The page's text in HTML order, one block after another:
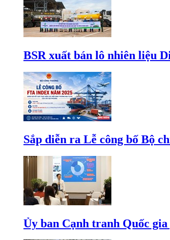
BSR xuất bán lô nhiên liệu
Sắp diễn ra Lễ công bố Bộ
Ủy ban Cạnh tranh Quốc